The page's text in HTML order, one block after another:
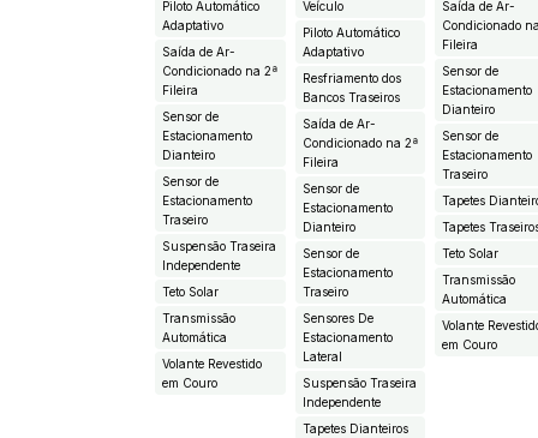
Piloto Automático
Adaptativo
Saída de Ar-
Condicionado na 2ª
Fileira
Sensor de
Estacionamento
Dianteiro
Sensor de
Estacionamento
Traseiro
Suspensão Traseira
Independente
Teto Solar
Transmissão
Automática
Volante Revestido
em Couro
Veículo
Piloto Automático
Adaptativo
Resfriamento dos
Bancos Traseiros
Saída de Ar-
Condicionado na 2ª
Fileira
Sensor de
Estacionamento
Dianteiro
Sensor de
Estacionamento
Traseiro
Sensores De
Estacionamento
Lateral
Suspensão Traseira
Independente
Tapetes Dianteiros
Saída de Ar-
Condicionado
Fileira
Sensor de
Estacionamento
Dianteiro
Sensor de
Estacionamento
Traseiro
Tapetes
Tapetes
Teto Solar
Transmissão
Automática
Volante
em Couro